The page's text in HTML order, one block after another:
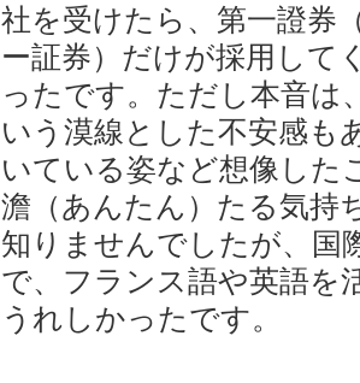
社を受けたら、第一證券
ー証券）だけが採用して
ったです。ただし本音は
いう漠線とした不安感も
いている姿など想像した
澹（あんたん）たる気持
知りませんでしたが、国
で、フランス語や英語を
うれしかったです。